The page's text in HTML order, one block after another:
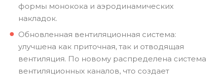
формы монокока и аэродинамических
накладок.
Обновленная вентиляционная система:
улучшена как приточная, так и отводящая
вентиляция. По новому распределена система
вентиляционных каналов, что создает